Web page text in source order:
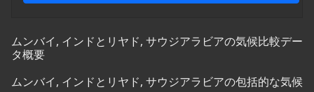
ムンバイ, インドとリヤド, サウジアラビアの気候比較デー
タ概要
ムンバイ, インドとリヤド, サウジアラビアの包括的な気候